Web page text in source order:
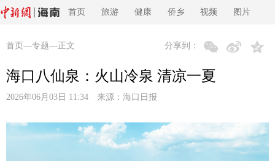
首页 旅游 健康 侨乡 视频 图片
首页 —专题—正文 分享到：
海口八仙泉：火山冷泉 清凉一夏
2026年06月03日 11:34 来源： 海口日报